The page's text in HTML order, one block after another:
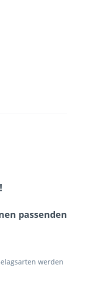
passenden
werden